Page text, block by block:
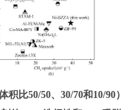
积比50/50、30/70和10/90）